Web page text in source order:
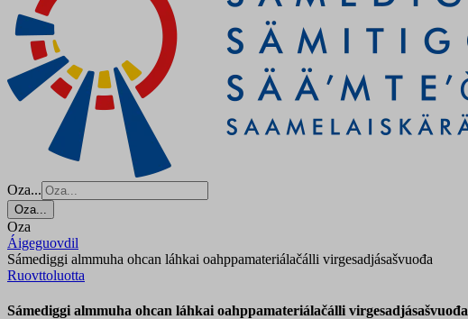
Oza...
Oza...
Oza
Áigeguovdil
Sámediggi almmuha ohcan láhkai oahppamateriálačálli virgesadjásašvuođa
Ruovttoluotta
Sámediggi almmuha ohcan láhkai oahppamateriálačálli virgesadjásašvuođa